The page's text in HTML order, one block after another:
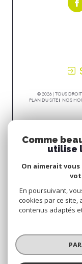
© 2026 | TOUS
PLAN DU SITE
NOS
Comme
utilise
On aimerait
En poursuivant,
cookies par ce site,
contenus adaptés